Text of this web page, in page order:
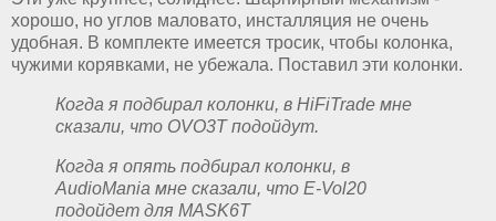
хорошо, но углов маловато, инсталляция не очень
удобная. В комплекте имеется тросик, чтобы колонка,
чужими корявками, не убежала. Поставил эти колонки.
Когда я подбирал колонки, в HiFiTrade мне
сказали, что OVO3T подойдут.
Когда я опять подбирал колонки, в
AudioMania мне сказали, что E-Vol20
подойдет для MASK6T